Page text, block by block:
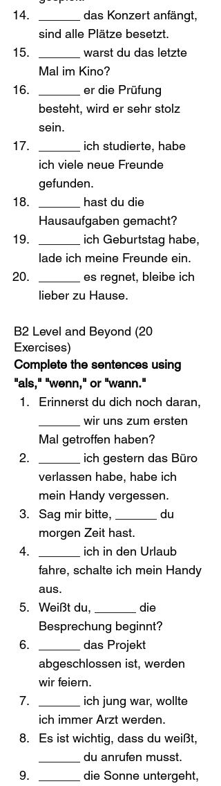
______ das Konzert anfängt,
sind alle Plätze besetzt.
______ warst du das letzte
Mal im Kino?
______ er die Prüfung
besteht, wird er sehr stolz
sein.
______ ich studierte, habe
ich viele neue Freunde
gefunden.
______ hast du die
Hausaufgaben gemacht?
______ ich Geburtstag habe,
lade ich meine Freunde ein.
______ es regnet, bleibe ich
lieber zu Hause.
B2 Level and Beyond (20
Exercises)
Complete the sentences using
"als," "wenn," or "wann."
Erinnerst du dich noch daran,
______ wir uns zum ersten
Mal getroffen haben?
______ ich gestern das Büro
verlassen habe, habe ich
mein Handy vergessen.
Sag mir bitte, ______ du
morgen Zeit hast.
______ ich in den Urlaub
fahre, schalte ich mein Handy
aus.
Weißt du, ______ die
Besprechung beginnt?
______ das Projekt
abgeschlossen ist, werden
wir feiern.
______ ich jung war, wollte
ich immer Arzt werden.
Es ist wichtig, dass du weißt,
______ du anrufen musst.
______ die Sonne untergeht,